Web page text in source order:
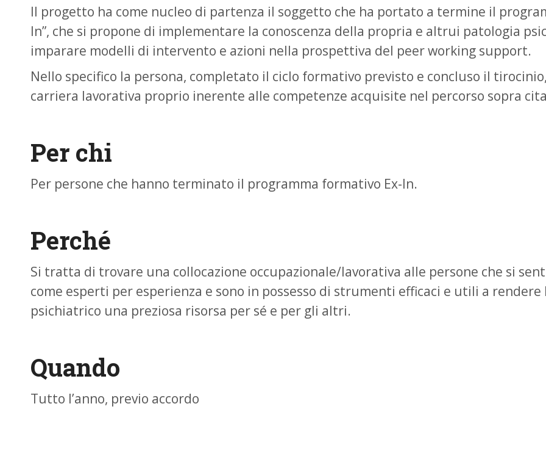
Il progetto ha come nucleo di partenza il soggetto che ha portato a termine il
In”, che si propone di implementare la conoscenza della propria e altrui patologia
imparare modelli di intervento e azioni nella prospettiva del peer working support.
Nello specifico la persona, completato il ciclo formativo previsto e concluso il
carriera lavorativa proprio inerente alle competenze acquisite nel percorso sopra
Per chi
Per persone che hanno terminato il programma formativo Ex-In.
Perché
Si tratta di trovare una collocazione occupazionale/lavorativa alle persone che si
come esperti per esperienza e sono in possesso di strumenti efficaci e utili a
psichiatrico una preziosa risorsa per sé e per gli altri.
Quando
Tutto l’anno, previo accordo